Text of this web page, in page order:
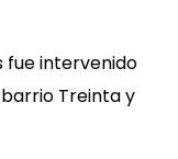
fue intervenido
Treinta y